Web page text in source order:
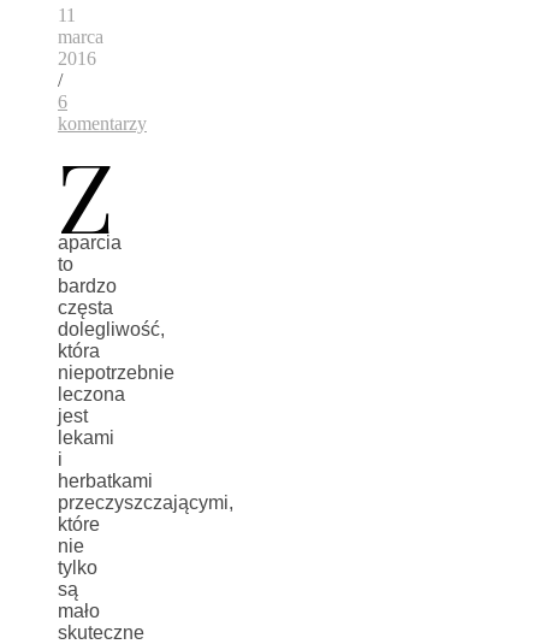
11
marca
2016
/
6
komentarzy
Z
aparcia
to
bardzo
częsta
dolegliwość,
która
niepotrzebnie
leczona
jest
lekami
i
herbatkami
przeczyszczającymi,
które
nie
tylko
są
mało
skuteczne